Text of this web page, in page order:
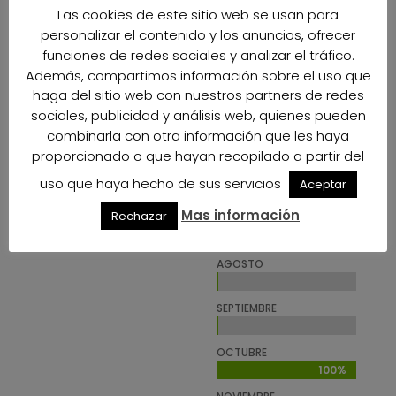
100%
100%
MARZO
100%
100%
100%
100%
MAYO
0%
0%
JULIO
AGOSTO
SEPTIEMBRE
OCTUBRE
100%
100%
Las cookies de este sitio web se usan para
personalizar el contenido y los anuncios, ofrecer
funciones de redes sociales y analizar el tráfico.
Además, compartimos información sobre el uso que
haga del sitio web con nuestros partners de redes
sociales, publicidad y análisis web, quienes pueden
combinarla con otra información que les haya
proporcionado o que hayan recopilado a partir del
uso que haya hecho de sus servicios
Aceptar
Rechazar
Mas información